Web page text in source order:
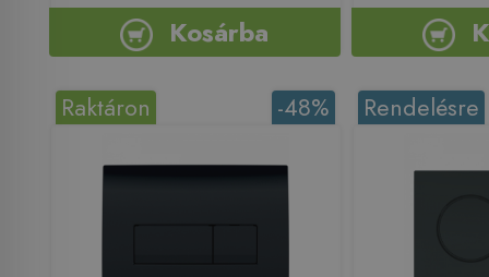
Kosárba
-48%
Raktáron Rendelésre